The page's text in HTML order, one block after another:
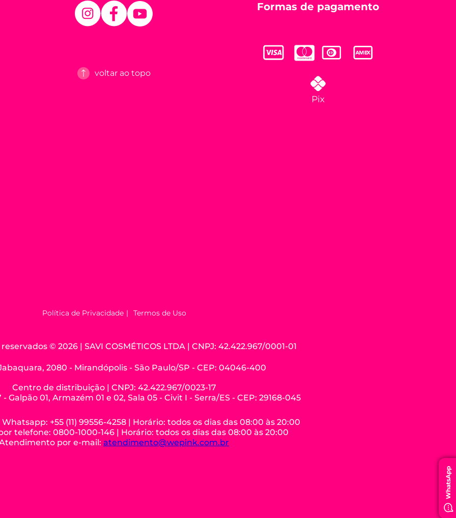
voltar ao topo
Formas de pagamento
Política de Privacidade Termos de Uso
© 2026 | SAVI COSMÉTICOS LTDA | CNPJ: 42.422.967/0001-01
2080 - Mirandópolis - São Paulo/SP - CEP: 04046-400
Centro de distribuição | CNPJ: 42.422.967/0023-17
Galpão 01, Armazém 01 e 02, Sala 05 - Civit I - Serra/ES - CEP: 29168-045
+55 (11) 99556-4258 | Horário: todos os dias das 08:00 às 20:00
telefone: 0800-1000-146 | Horário: todos os dias das 08:00 às 20:00
por e-mail: atendimento@wepink.com.br
WhatsApp